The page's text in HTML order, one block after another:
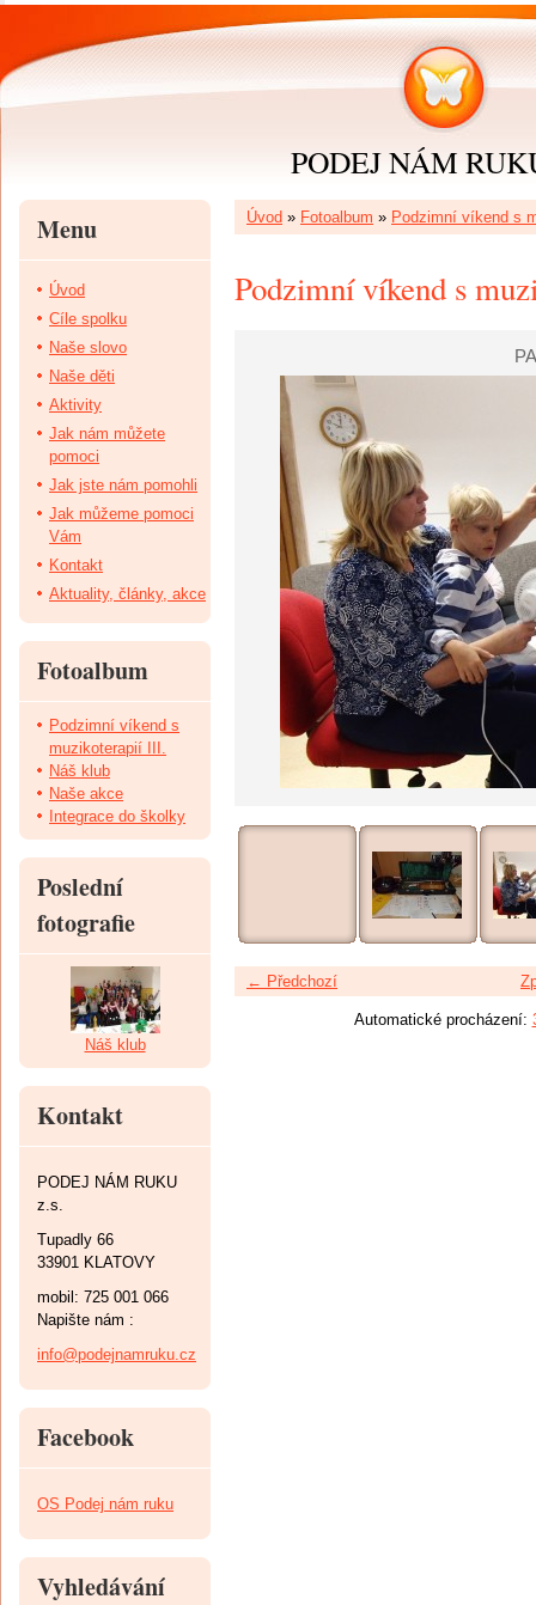
PODEJ NÁM
Úvod » Fotoalbum » Podzimní víkend s
Podzimní víkend s
← Předchozí
Automatické procházení:
Menu
Úvod
Cíle spolku
Naše slovo
Naše děti
Aktivity
Jak nám můžete
pomoci
Jak jste nám pomohli
Jak můžeme pomoci
Vám
Kontakt
Aktuality, články, akce
Fotoalbum
Podzimní víkend s
muzikoterapií III.
Náš klub
Naše akce
Integrace do školky
Poslední
fotografie
Náš klub
Kontakt
PODEJ NÁM RUKU
z.s.
Tupadly 66
33901 KLATOVY
mobil: 725 001 066
Napište nám :
info@podejnamruku.cz
Facebook
OS Podej nám ruku
Vyhledávání